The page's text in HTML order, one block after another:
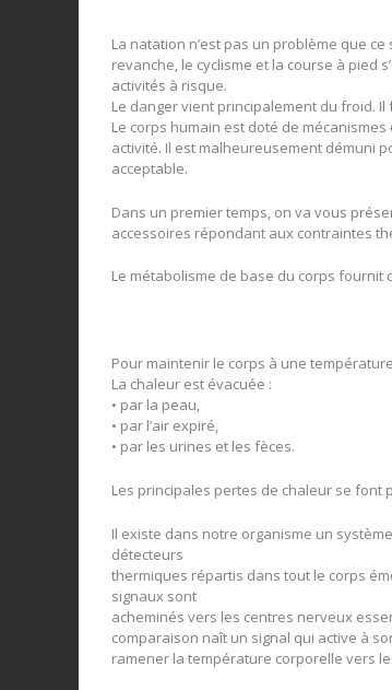
La natation n’est pas un problème que
revanche, le cyclisme et la course à pied
activités à risque.
Le danger vient principalement du froid.
Le corps humain est doté de
activité. Il est malheureusement démuni
acceptable.
Dans un premier temps, on va vous
accessoires répondant aux contraintes
Le métabolisme de base du corps fournit
Pour maintenir le corps à une
La chaleur est évacuée :
• par la peau,
• par l’air expiré,
• par les urines et les fèces.
Les principales pertes de chaleur se font
Il existe dans notre organisme un
détecteurs
thermiques répartis dans tout le corps
signaux sont
acheminés vers les centres nerveux
comparaison naît un signal qui active à
ramener la température corporelle vers